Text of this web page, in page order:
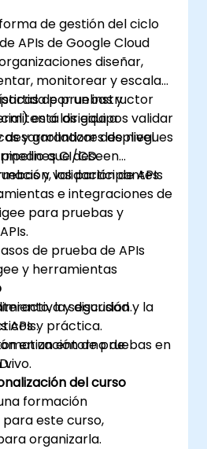
de gestión del ciclo
APIs de Google Cloud
diseñar,
monitorear y escalar
de pruebas y
a los equipos validar
y garantizar despliegues
CI/CD.
por un instructor
está dirigida a
desarrolladores de nivel
que deseen
y validación de APIs
e integraciones de
los participantes
para pruebas y
de prueba de APIs
y herramientas
la seguridad y la
APIs.
de pruebas en
y discusión.
y práctica.
en un entorno de
del curso
formación
este curso,
organizarla.